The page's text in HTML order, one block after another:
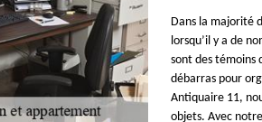
Dans la majorité
lorsqu’il y a de
sont des témoins
débarras pour
Antiquaire 11,
objets. Avec